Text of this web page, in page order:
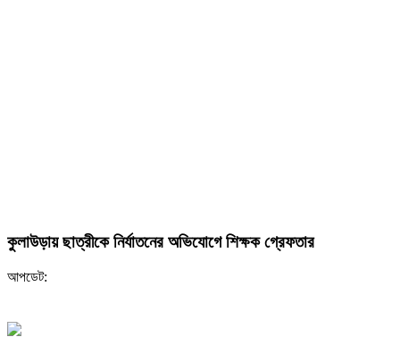
কুলাউড়ায় ছাত্রীকে নির্যাতনের অভিযোগে শিক্ষক গ্রেফতার
আপডেট: